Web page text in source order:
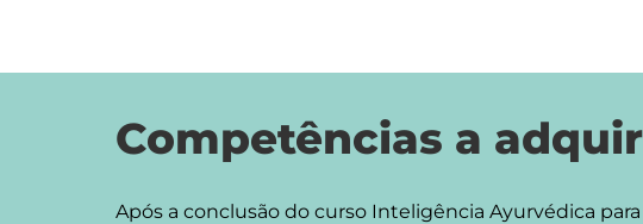
Competências a
Após a conclusão do curso Inteligência Ayurvédica